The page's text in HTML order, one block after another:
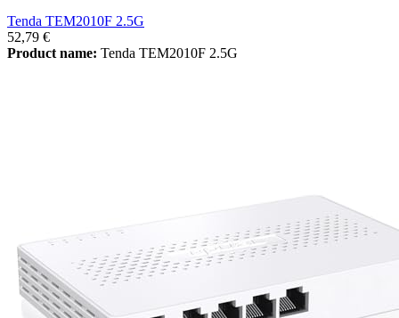
Tenda TEM2010F 2.5G
52,79 €
Product name: Tenda TEM2010F 2.5G